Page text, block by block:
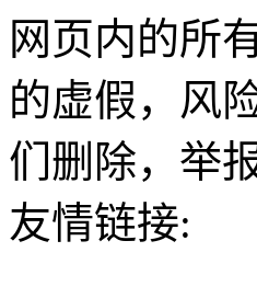
网页内的所
的虚假，风
们删除，举
友情链接: